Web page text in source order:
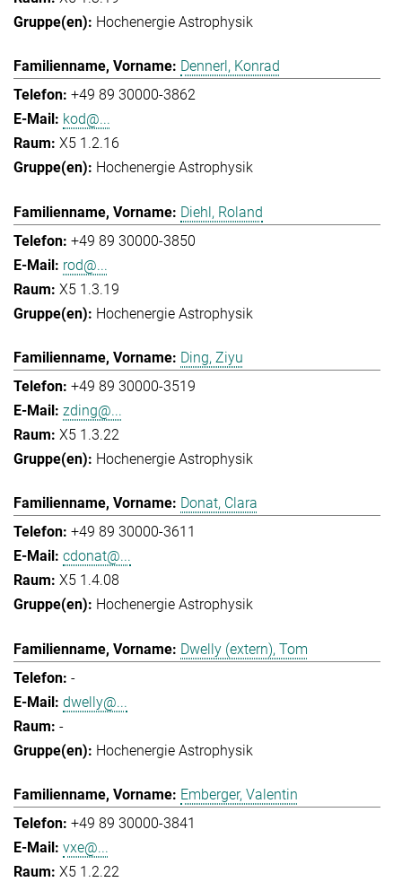
Hochenergie Astrophysik
Dennerl, Konrad
+49 89 30000-3862
kod@...
X5 1.2.16
Hochenergie Astrophysik
Diehl, Roland
+49 89 30000-3850
rod@...
X5 1.3.19
Hochenergie Astrophysik
Ding, Ziyu
+49 89 30000-3519
zding@...
X5 1.3.22
Hochenergie Astrophysik
Donat, Clara
+49 89 30000-3611
cdonat@...
X5 1.4.08
Hochenergie Astrophysik
Dwelly (extern), Tom
-
dwelly@...
-
Hochenergie Astrophysik
Emberger, Valentin
+49 89 30000-3841
vxe@...
X5 1.2.22